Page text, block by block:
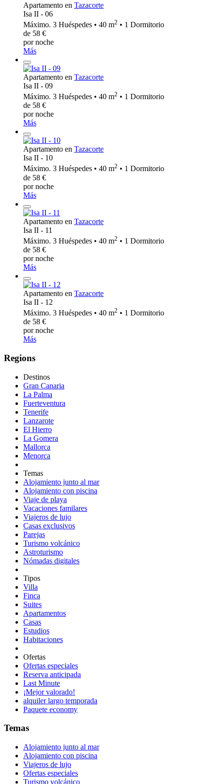
Apartamento en Tazacorte
Isa II - 06
Máximo. 3 Huéspedes • 40 m2 • 1 Dormitorio
de 58 €
por noche
Más
Apartamento en Tazacorte
Isa II - 09
Máximo. 3 Huéspedes • 40 m2 • 1 Dormitorio
de 58 €
por noche
Más
Apartamento en Tazacorte
Isa II - 10
Máximo. 3 Huéspedes • 40 m2 • 1 Dormitorio
de 58 €
por noche
Más
Apartamento en Tazacorte
Isa II - 11
Máximo. 3 Huéspedes • 40 m2 • 1 Dormitorio
de 58 €
por noche
Más
Apartamento en Tazacorte
Isa II - 12
Máximo. 3 Huéspedes • 40 m2 • 1 Dormitorio
de 58 €
por noche
Más
Regions
Destinos
Gran Canaria
La Palma
Fuerteventura
Tenerife
Lanzarote
El Hierro
La Gomera
Mallorca
Menorca
Temas
Alojamiento junto al mar
Alojamiento con piscina
Viaje de playa
Vacaciones familares
Viajeros de lujo
Casas exclusivos
Parejas
Turismo volcánico
Astroturismo
Nómadas digitales
Tipos
Villa
Finca
Suites
Apartamentos
Casas
Estudios
Habitaciones
Ofertas
Ofertas especiales
Reserva anticipada
Last Minute
¡Mejor valorado!
alquiler largo temporada
Paquete economy
Temas
Alojamiento junto al mar
Alojamiento con piscina
Viajeros de lujo
Ofertas especiales
Turismo volcánico